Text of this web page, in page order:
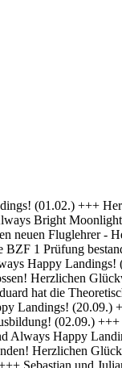
(06.09.) +++ Wir gratulieren Marc zum ersten Soloflug! Herzlichen Glückwunsch und weiterhin viel Erfolg bei Deiner Ausbildung (24.08.) +++ Vincent hat seine theoretische Prüfung bestanden! Herzlichen Glückwunsch und weiterhin viel Erfolg bei Deiner Ausbildung (10.08.) +++ Stefan hat seine Theorieprüfung bestanden! Herzlichen Glückwunsch und weiterhin viel Erfolg bei Deiner Ausbildung (27.07.) +++ Julian hat die IR-Prüfung bestanden! Herzlichen Glückwunsch und Always Happy Landings. (25.07.) +++ Oliver hat die Praktische Prüfung bestanden! Herzlichen Glückwunsch und Always Happy Landings. (12.06.) +++ Und eine PPL mehr.... Glückwunsch Luis zur Lizenz. (27.04.) +++ Michel und Clemens haben heute die Theoretische Prüfung bestanden! Glückwunsch euch beiden und viel Erfolg bei der Praxis. (06.04.) +++ Daniel hat seine LAPL-Prüfung bestanden! Herzlichen Glückwunsch und Always Happy Landings.